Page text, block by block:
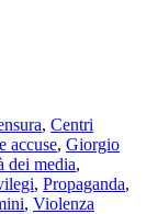
,Centri
accuse,Giorgio
dei media,
,Propaganda,
,Violenza